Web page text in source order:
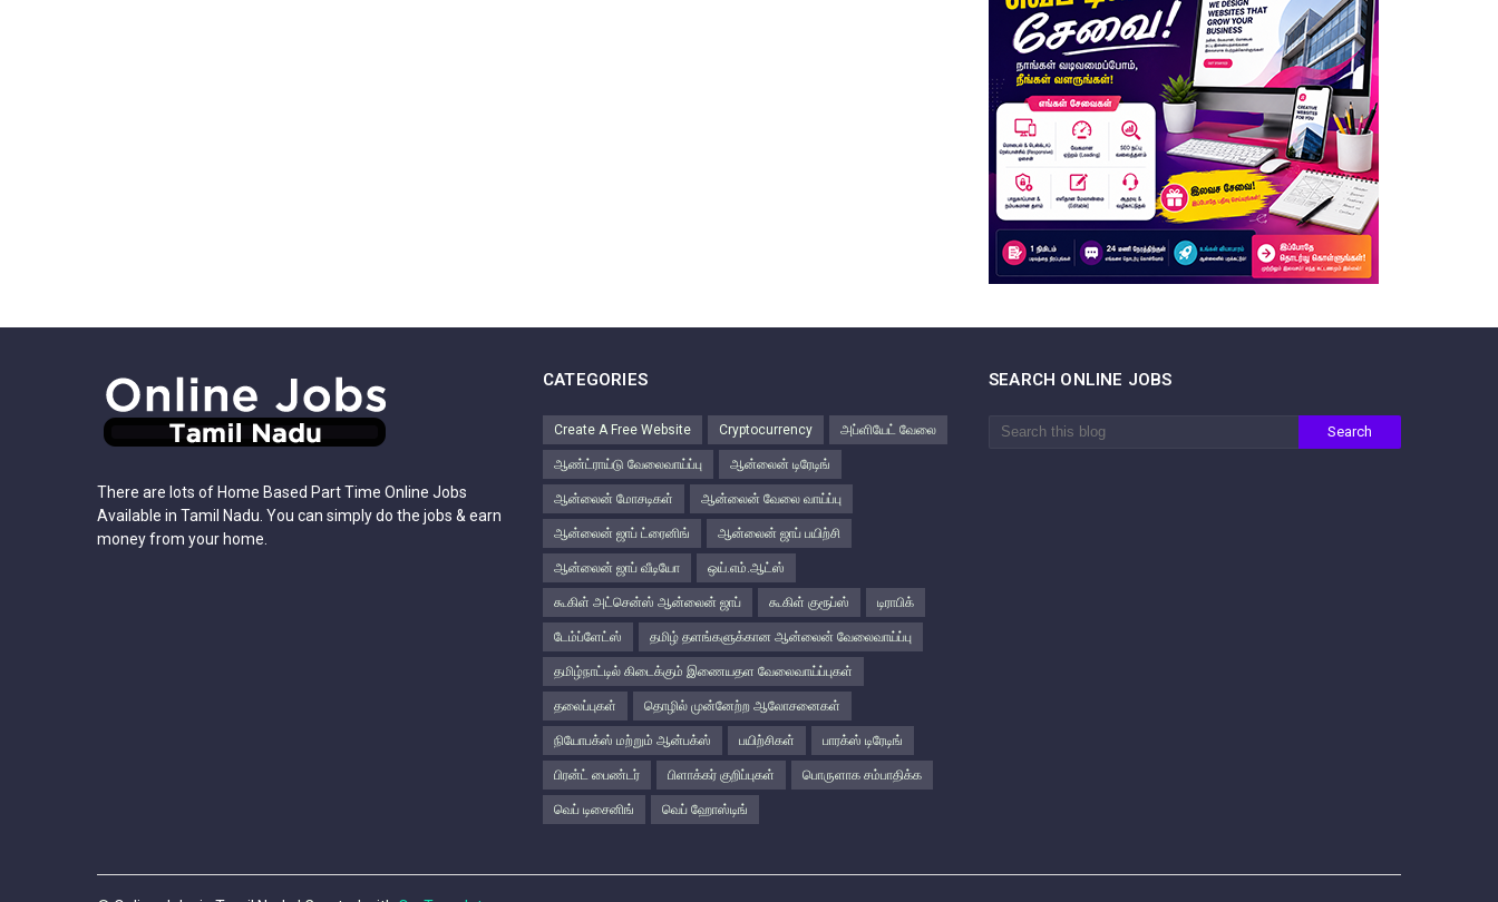
There are lots of Home Based Part Time Online Jobs
Available in Tamil Nadu. You can simply do the jobs & earn
money from your home.
CATEGORIES
Create A Free Website Cryptocurrency அப்ளியேட் வேலை
ஆண்ட்ராய்டு வேலைவாய்ப்பு ஆன்லைன் டிரேடிங்
ஆன்லைன் மோசடிகள் ஆன்லைன் வேலை வாய்ப்பு
ஆன்லைன் ஜாப் ட்ரைனிங் ஆன்லைன் ஜாப் பயிற்சி
ஆன்லைன் ஜாப் வீடியோ ஒய்.எம்.ஆட்ஸ்
கூகிள் அட்சென்ஸ் ஆன்லைன் ஜாப் கூகிள் குரூப்ஸ் டிராபிக்
டேம்ப்ளேட்ஸ் தமிழ் தளங்களுக்கான ஆன்லைன் வேலைவாய்ப்பு
தமிழ்நாட்டில் கிடைக்கும் இணையதள வேலைவாய்ப்புகள்
தலைப்புகள் தொழில் முன்னேற்ற ஆலோசனைகள்
நியோபக்ஸ் மற்றும் ஆன்பக்ஸ் பயிற்சிகள் பாரக்ஸ் டிரேடிங்
பிரன்ட் பைண்டர் பிளாக்கர் குறிப்புகள் பொருளாக சம்பாதிக்க
வெப் டிசைனிங் வெப் ஹோஸ்டிங்
SEARCH ONLINE JOBS